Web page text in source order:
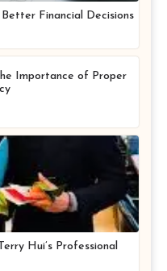
Financial Decisions
Importance of Proper
Hui’s Professional